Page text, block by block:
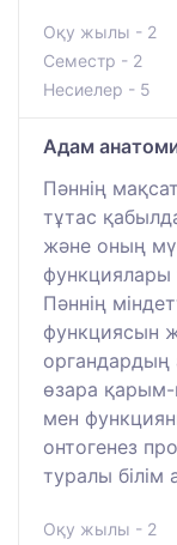
Оқу жылы - 2
Семестр - 2
Несиелер - 5
Адам
Пәннің
тұтас
және оның
функциялары
Пәннің
функциясын
органдардың
өзара
мен
онтогенез
туралы білім
Оқу жылы - 2